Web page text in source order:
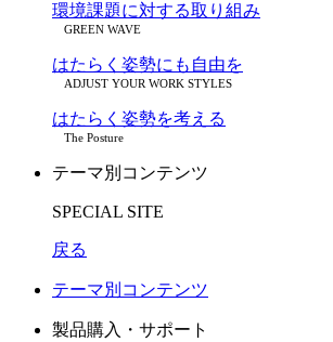
環境課題に対する取り組み
GREEN WAVE
はたらく姿勢にも自由を
ADJUST YOUR WORK STYLES
はたらく姿勢を考える
The Posture
テーマ別コンテンツ
SPECIAL SITE
戻る
テーマ別コンテンツ
製品購入・サポート